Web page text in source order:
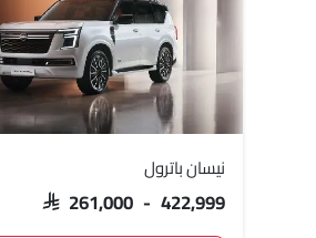
نيسان باترول
SAR 261,000 - 422,999